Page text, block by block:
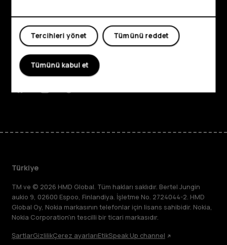
Hakkında
Planet and people
Destek
FacebookInstagram
TiktokYoutubeLinkedinDiscord
Türkiye
TM ve © 2026 HMD Global. Tüm hakları saklıdır. Bertel Jungin
aukio 9, 02600 Espoo, Finlandiya. İşletme No. 2724044-2. HMD
Global Oy, Nokia markasının telefonlar için lisans sahibidir. Nokia,
Nokia Corporation'ın tescilli bir ticari markasıdır.
ŞartlarGizlilikÇerez ayarlarıEtikSpeak Up channel
Tümünü reddet
Tercihleri yönet
Tümünü kabul et